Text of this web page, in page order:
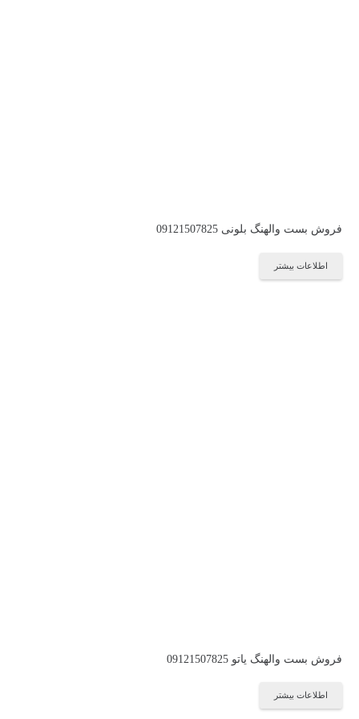
فروش بست والهنگ بلونی 09121507825
اطلاعات بیشتر
فروش بست والهنگ یاتو 09121507825
اطلاعات بیشتر